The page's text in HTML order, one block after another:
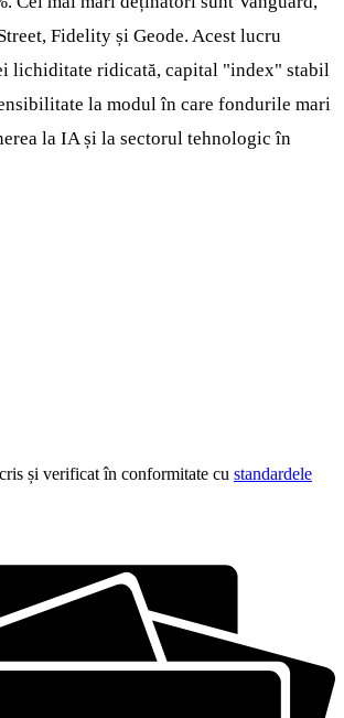
Fidelity și Geode. Acest lucru
lichiditate ridicată, capital "index" stabil
la modul în care fondurile mari
la IA și la sectorul tehnologic în
și verificat în conformitate cu standardele